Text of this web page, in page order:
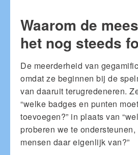
Waarom de
het nog steeds
De meerderheid van
omdat ze beginnen bij de
van daaruit terugredeneren.
“welke badges en punten
toevoegen?” in plaats van
proberen we te
mensen daar eigenlijk van?”